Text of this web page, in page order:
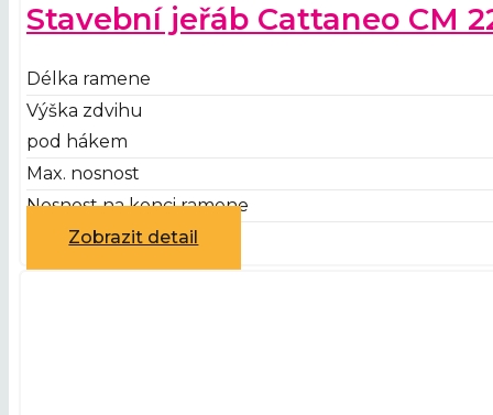
Stavební jeřáb Cattaneo CM
Délka ramene
Výška zdvihu
pod hákem
Max. nosnost
Nosnost na konci ramene
Zobrazit detail